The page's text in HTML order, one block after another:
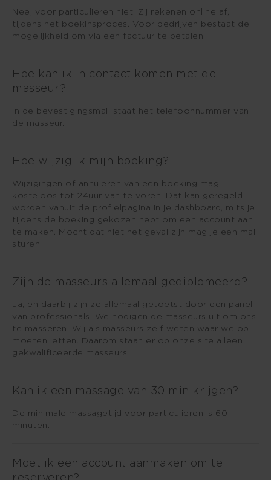
Nee, voor particulieren niet. Zij rekenen online af,
tijdens het boekinsproces. Voor bedrijven bestaat de
mogelijkheid om via een factuur te betalen.
Hoe kan ik in contact komen met de
masseur?
In de bevestigingsmail staat het telefoonnummer van
de masseur.
Hoe wijzig ik mijn boeking?
Wijzigingen of annuleren van een boeking mag
kosteloos tot 24uur van te voren. Dat kan geregeld
worden vanuit de profielpagina in je dashboard, mits je
tijdens de boeking gekozen hebt om een account aan
te maken. Mocht dat niet het geval zijn mag je een mail
sturen.
Zijn de masseurs allemaal gediplomeerd?
Ja, en daarbij zijn ze allemaal getoetst door een panel
van professionals. We nodigen de masseurs uit om ons
te masseren. Wij als masseurs zelf weten waar we op
moeten letten. Daarom staan er op onze site alleen
gekwalificeerde masseurs.
Kan ik een massage van 30 min krijgen?
De minimale massagetijd voor particulieren is 60
minuten.
Moet ik een account aanmaken om te
reserveren?